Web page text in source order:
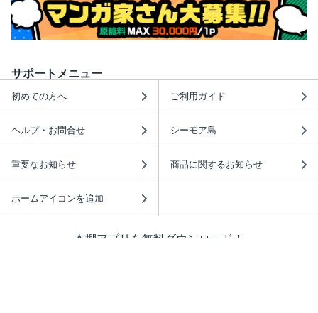
サポートメニュー
初めての方へ ご利用ガイド
ヘルプ・お問合せ シーモア島
重要なお知らせ 商品に関するお知らせ
ホームアイコンを追加
本棚アプリを無料ダウンロード！